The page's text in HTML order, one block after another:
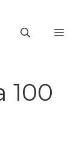
100